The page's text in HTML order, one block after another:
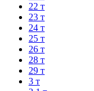
22 т
23 т
24 т
25 т
26 т
28 т
29 т
3 т